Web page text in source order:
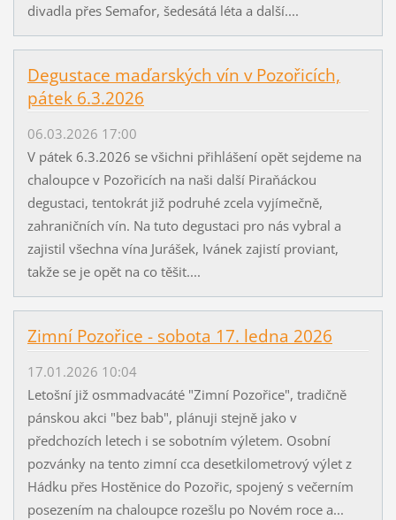
divadla přes Semafor, šedesátá léta a další....
Degustace maďarských vín v Pozořicích,
pátek 6.3.2026
06.03.2026 17:00
V pátek 6.3.2026 se všichni přihlášení opět sejdeme na
chaloupce v Pozořicích na naši další Piraňáckou
degustaci, tentokrát již podruhé zcela vyjímečně,
zahraničních vín. Na tuto degustaci pro nás vybral a
zajistil všechna vína Jurášek, Ivánek zajistí proviant,
takže se je opět na co těšit....
Zimní Pozořice - sobota 17. ledna 2026
17.01.2026 10:04
Letošní již osmmadvacáté "Zimní Pozořice", tradičně
pánskou akci "bez bab", plánuji stejně jako v
předchozích letech i se sobotním výletem. Osobní
pozvánky na tento zimní cca desetkilometrový výlet z
Hádku přes Hostěnice do Pozořic, spojený s večerním
posezením na chaloupce rozešlu po Novém roce a...